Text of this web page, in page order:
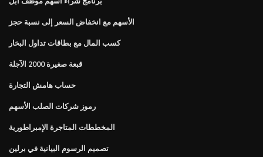
الأسهم مع انخفاض السعر إلى نسبة حجز
كسب المال مع بطاقات تداول البخار
قبعة صغيرة 2000 الآجلة
حساب هامش التجارة
رموز شركات الصلب الأسهم
المخططات المتاجرة الإمبراطورية
تصميم الرسوم البيانية في برلين